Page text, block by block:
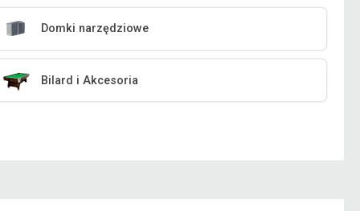
Domki narzędziowe
Bilard i Akcesoria